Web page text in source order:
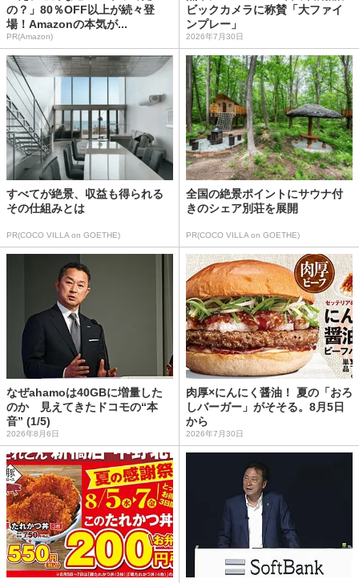
の？」80％OFF以上が続々登
場！Amazonの本気が...
PR(Amazon)
ビックカメラに称賛「大ファイ
ンプレー」
2026年7月30日
すべてが絶景、収益も得られる
その仕組みとは
PR(COCO VILLA on GOETHE)
全国の絶景ポイントにサウナ付
きのシェア別荘を展開
PR(COCO VILLA on GOETHE)
なぜahamoは40GBに増量した
のか 見えてきたドコモの“本
音” (1/5)
2026年8月6日
肉厚×にんにく醤油！ 夏の「おろ
しバーガー」がそそる。8月5日
から
2026年7月30日